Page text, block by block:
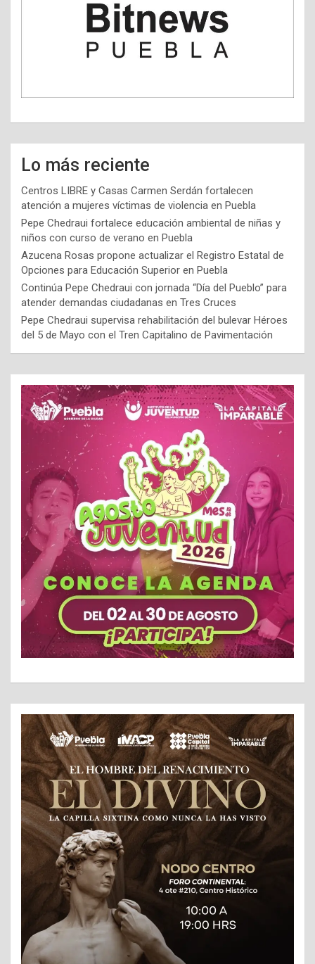
Lo más reciente
Centros LIBRE y Casas Carmen Serdán fortalecen
atención a mujeres víctimas de violencia en Puebla
Pepe Chedraui fortalece educación ambiental de niñas y
niños con curso de verano en Puebla
Azucena Rosas propone actualizar el Registro Estatal de
Opciones para Educación Superior en Puebla
Continúa Pepe Chedraui con jornada “Día del Pueblo” para
atender demandas ciudadanas en Tres Cruces
Pepe Chedraui supervisa rehabilitación del bulevar Héroes
del 5 de Mayo con el Tren Capitalino de Pavimentación